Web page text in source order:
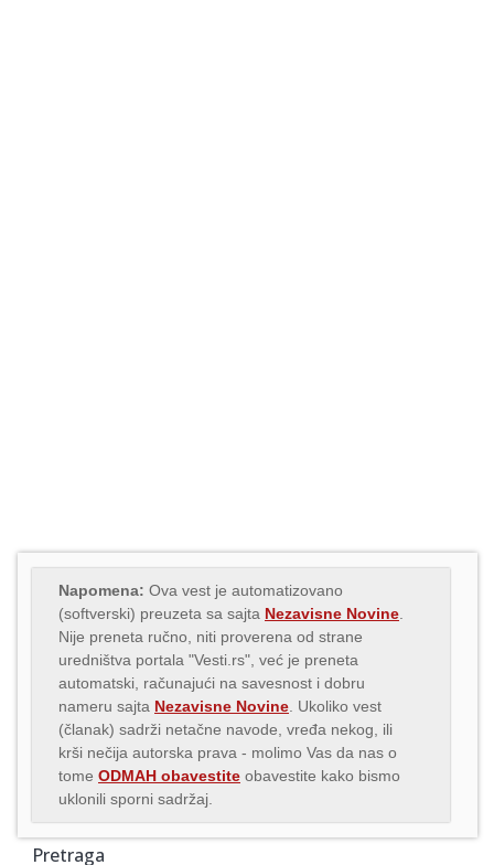
Napomena: Ova vest je automatizovano
(softverski) preuzeta sa sajta Nezavisne Novine
Nije preneta ručno, niti proverena od strane
uredništva portala "Vesti.rs", već je preneta
automatski, računajući na savesnost i dobru
nameru sajta Nezavisne Novine . Ukoliko vest
(članak) sadrži netačne navode, vređa nekog, ili
krši nečija autorska prava - molimo Vas da nas o
tome ODMAH obavestite obavestite kako bismo
uklonili sporni sadržaj.
Pretraga